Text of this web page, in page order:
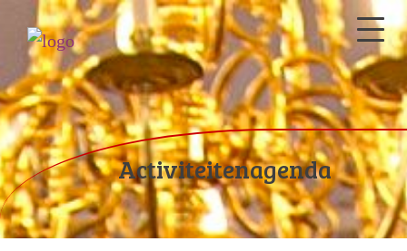
Activiteitenagenda